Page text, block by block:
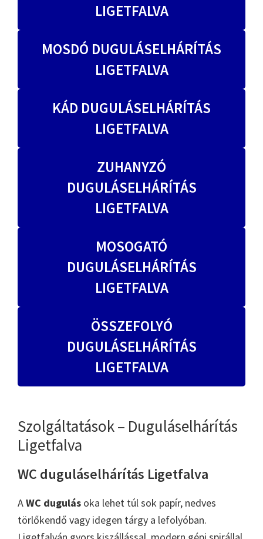
LIGETFALVA
MOSDÓ DUGULÁSELHÁRÍTÁS
LIGETFALVA
KÁD DUGULÁSELHÁRÍTÁS
LIGETFALVA
ZUHANYZÓ
DUGULÁSELHÁRÍTÁS
LIGETFALVA
MOSOGATÓ
DUGULÁSELHÁRÍTÁS
LIGETFALVA
ÖSSZEFOLYÓ
DUGULÁSELHÁRÍTÁS
LIGETFALVA
Szolgáltatások – Duguláselhárítás
Ligetfalva
WC duguláselhárítás Ligetfalva
AWC dugulás oka lehet túl sok papír, nedves
törlőkendő vagy idegen tárgy a lefolyóban.